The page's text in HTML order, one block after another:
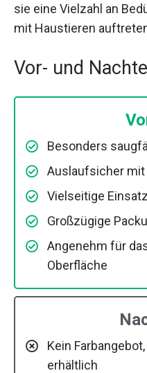
sie eine Vielzahl an
mit Haustieren
Vor- und
Besonders
Auslaufsicher
Vielseitige
Großzügige
Angenehm für
Oberfläche
Kein
erhältlich